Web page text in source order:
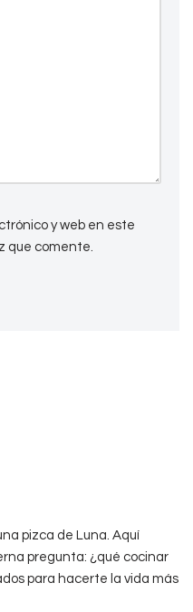
y web en este
que comente.
pizca de Luna. Aquí
pregunta: ¿qué cocinar
para hacerte la vida más